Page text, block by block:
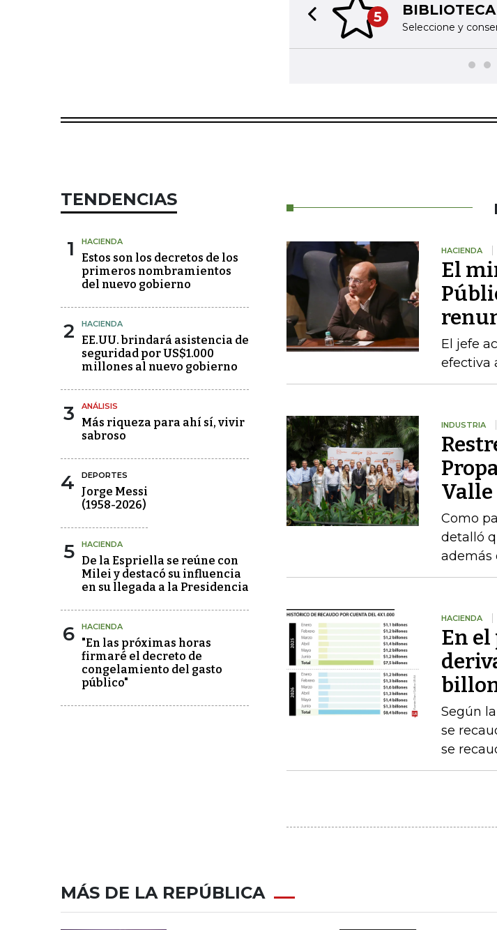
5
Seleccione y
Previous slide
TENDENCIAS
1 HACIENDA
Estos son los decretos de los
primeros nombramientos
del nuevo gobierno
2 HACIENDA
EE.UU. brindará asistencia de
seguridad por US$1.000
millones al nuevo gobierno
3 ANÁLISIS
Más riqueza para ahí sí, vivir
sabroso
4 DEPORTES
Jorge Messi
(1958-2026)
5 HACIENDA
De la Espriella se reúne con
Milei y destacó su influencia
en su llegada a la Presidencia
6 HACIENDA
"En las próximas horas
firmaré el decreto de
congelamiento del gasto
público"
HACIENDA
El
El jefe
efectiva
INDUSTRIA
Valle
Como
detalló
además
HACIENDA
En
Según
se
se
MÁS DE LA REPÚBLICA